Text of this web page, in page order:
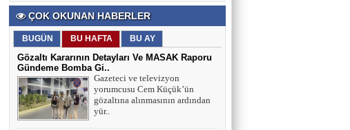
Z Kuşağını Anlamak
Adnan Can ATAMAN
Mutant virüsler tam aşılanmış kişileri tehdit
eder mi?
ÇOK OKUNAN HABERLER
BUGÜN BU HAFTA BU AY
Gözaltı Kararının Detayları Ve MASAK Raporu
Gündeme Bomba Gi..
Gazeteci ve televizyon
yorumcusu Cem Küçük’ün
gözaltına alınmasının ardından
yür..